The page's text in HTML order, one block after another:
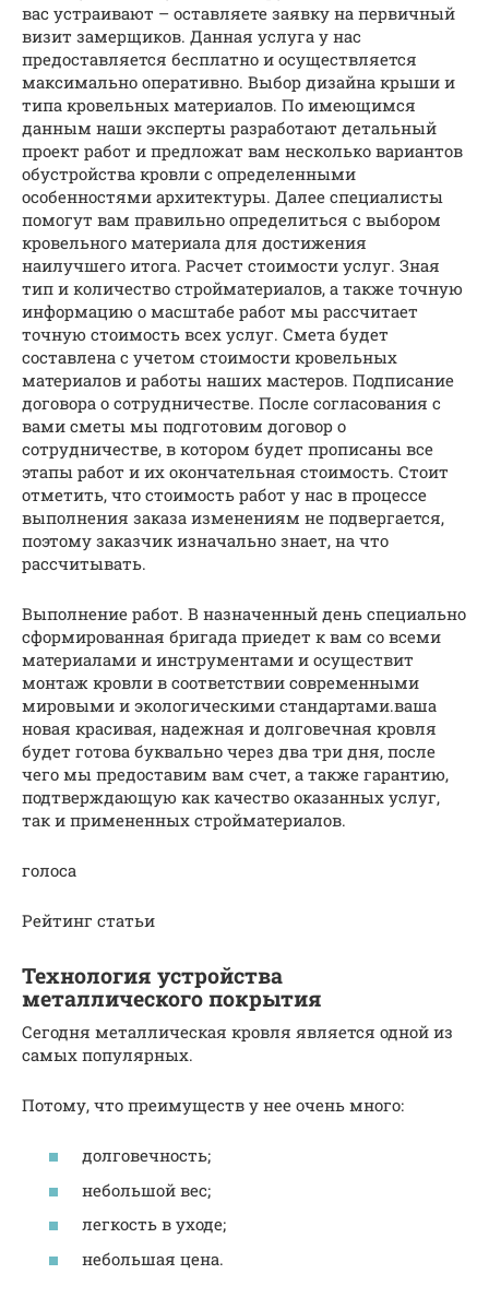
вас устраивают – оставляете заявку на первичный
визит замерщиков. Данная услуга у нас
предоставляется бесплатно и осуществляется
максимально оперативно. Выбор дизайна крыши и
типа кровельных материалов. По имеющимся
данным наши эксперты разработают детальный
проект работ и предложат вам несколько вариантов
обустройства кровли с определенными
особенностями архитектуры. Далее специалисты
помогут вам правильно определиться с выбором
кровельного материала для достижения
наилучшего итога. Расчет стоимости услуг. Зная
тип и количество стройматериалов, а также точную
информацию о масштабе работ мы рассчитает
точную стоимость всех услуг. Смета будет
составлена с учетом стоимости кровельных
материалов и работы наших мастеров. Подписание
договора о сотрудничестве. После согласования с
вами сметы мы подготовим договор о
сотрудничестве, в котором будет прописаны все
этапы работ и их окончательная стоимость. Стоит
отметить, что стоимость работ у нас в процессе
выполнения заказа изменениям не подвергается,
поэтому заказчик изначально знает, на что
рассчитывать.
Выполнение работ. В назначенный день специально
сформированная бригада приедет к вам со всеми
материалами и инструментами и осуществит
монтаж кровли в соответствии современными
мировыми и экологическими стандартами.ваша
новая красивая, надежная и долговечная кровля
будет готова буквально через два три дня, после
чего мы предоставим вам счет, а также гарантию,
подтверждающую как качество оказанных услуг,
так и примененных стройматериалов.
голоса
Рейтинг статьи
Технология устройства
металлического покрытия
Сегодня металлическая кровля является одной из
самых популярных.
Потому, что преимуществ у нее очень много:
долговечность;
небольшой вес;
легкость в уходе;
небольшая цена.